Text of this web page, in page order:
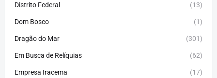
Distrito Federal (13)
Dom Bosco (1)
Dragão do Mar (301)
Em Busca de Relíquias (62)
Empresa Iracema (17)